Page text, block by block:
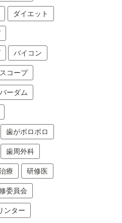
ダイエット
バイコン
コープ
ーダム
歯がボロボロ
歯周外科
療 研修医
委員会
ンター